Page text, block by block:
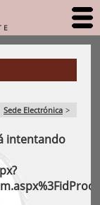
Sede Electrónica >
intentando